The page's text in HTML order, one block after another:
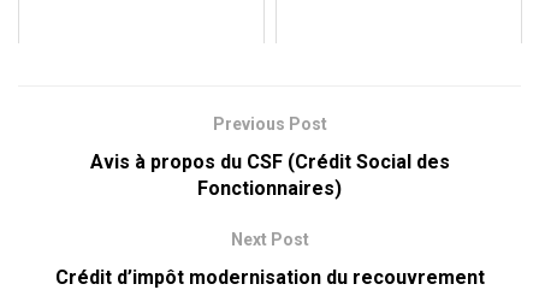
Previous Post
Avis à propos du CSF (Crédit Social des
Fonctionnaires)
Next Post
Crédit d’impôt modernisation du recouvrement